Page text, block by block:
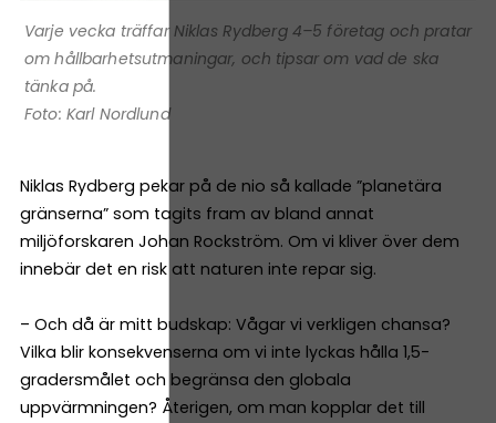
Varje vecka träffar Niklas Rydberg 4–5 företag och pratar
om hållbarhetsutmaningar, och tipsar om vad de ska
tänka på.
Foto: Karl Nordlund
Niklas Rydberg pekar på de nio så kallade ”planetära
gränserna” som tagits fram av bland annat
miljöforskaren Johan Rockström. Om vi kliver över dem
innebär det en risk att naturen inte repar sig.
– Och då är mitt budskap: Vågar vi verkligen chansa?
Vilka blir konsekvenserna om vi inte lyckas hålla 1,5-
gradersmålet och begränsa den globala
uppvärmningen? Återigen, om man kopplar det till